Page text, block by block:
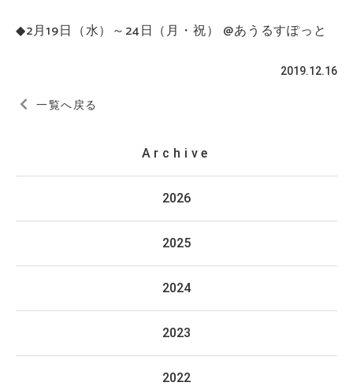
◆2月19日（水）～24日（月・祝） @あうるすぽっと
2019.12.16
一覧へ戻る
Archive
2026
2025
2024
2023
2022